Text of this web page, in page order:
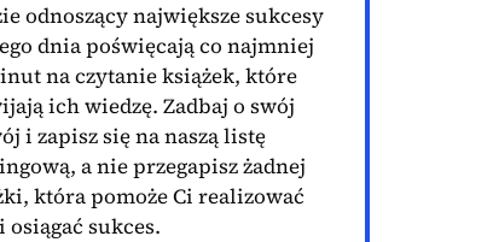
odnoszący największe sukcesy
dnia poświęcają co najmniej
na czytanie książek, które
ich wiedzę. Zadbaj o swój
i zapisz się na naszą listę
a nie przegapisz żadnej
która pomoże Ci realizować
osiągać sukces.